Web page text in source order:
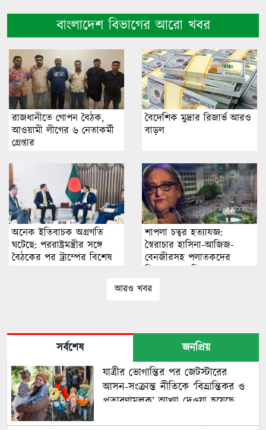
বাংলাদেশ বিভাগের আরো খবর
রাজধানীতে গোপন বৈঠক,
আওয়ামী লীগের ৬ নেতাকর্মী
গ্রেপ্তার
বৈদেশিক মুদ্রার রিজার্ভ আরও
বাড়ল
অনেক ইতিবাচক অগ্রগতি
ঘটেছে: পররাষ্ট্রমন্ত্রীর সঙ্গে
বৈঠকের পর ট্রাম্পের বিশেষ
শাপলা চত্বর হত্যাযজ্ঞ:
স্বৈরাচার হাসিনা-আজিজ-
বেনজীরসহ পলাতকদের
বিরুদ্ধে গ্রেপ্তারি পরোয়ানা
আরও খবর
সর্বশেষ
জনপ্রিয়
যাত্রীর ভোগান্তির পর জেটস্টারের
আসন-সংক্রান্ত নীতিকে ‘বিভ্রান্তিকর ও
প্রতারণামূলক’ আখ্যা দেওয়া হয়েছে